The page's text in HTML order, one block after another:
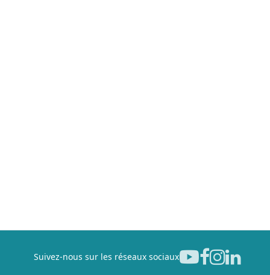
Suivez-nous sur les réseaux sociaux